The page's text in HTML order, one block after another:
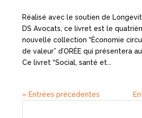
Réalisé avec le soutien de
DS Avocats, ce livret est le
nouvelle collection “Économie
de valeur” d’ORÉE qui présentera
Ce livret “Social, santé et...
« Entrées précédentes